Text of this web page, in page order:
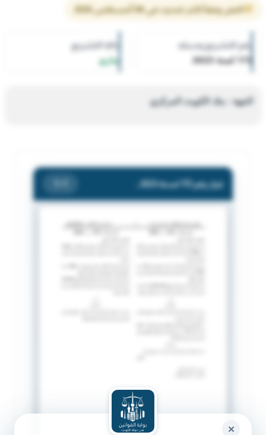
النص وفقاً لآخر تحديث في 06 أغسطس 2026
رقم التشريع وسنته
172 لسنة 2023
حالة التشريع
ساري
الجهة : بنك الكويت المركزي
✕